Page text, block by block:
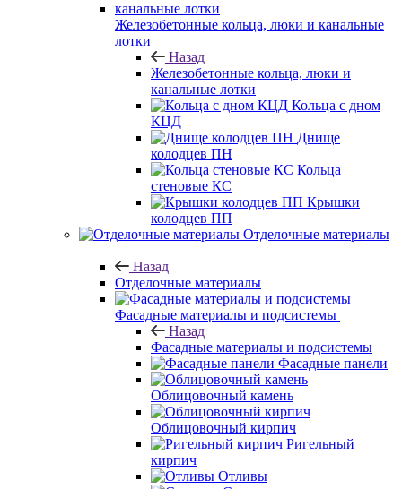
Железобетонные кольца, люки и канальные
лотки
Назад
Железобетонные кольца, люки и
канальные лотки
Кольца с дном
КЦД
Днище
колодцев ПН
Кольца
стеновые КС
Крышки
колодцев ПП
Отделочные материалы
Назад
Отделочные материалы
Фасадные материалы и подсистемы
Назад
Фасадные материалы и подсистемы
Фасадные панели
Облицовочный камень
Облицовочный кирпич
Ригельный
кирпич
Отливы